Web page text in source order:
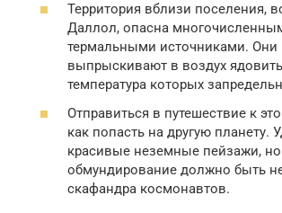
Территория вблизи поселения,
Даллол, опасна
термальными источниками. Они
выпрыскивают в воздух
температура которых
Отправиться в путешествие к
как попасть на другую планету.
красивые неземные пейзажи,
обмундирование должно быть
скафандра космонавтов.